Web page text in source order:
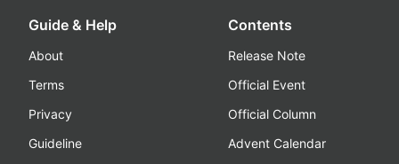
Guide & Help
About
Terms
Privacy
Guideline
Contents
Release Note
Official Event
Official Column
Advent Calendar